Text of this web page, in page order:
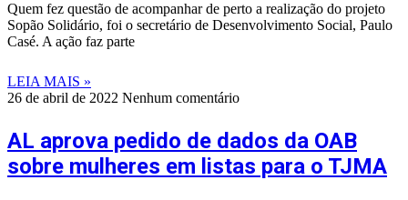
Quem fez questão de acompanhar de perto a realização do projeto
Sopão Solidário, foi o secretário de Desenvolvimento Social, Paulo
Casé. A ação faz parte
LEIA MAIS »
26 de abril de 2022 Nenhum comentário
AL aprova pedido de dados da OAB
sobre mulheres em listas para o TJMA